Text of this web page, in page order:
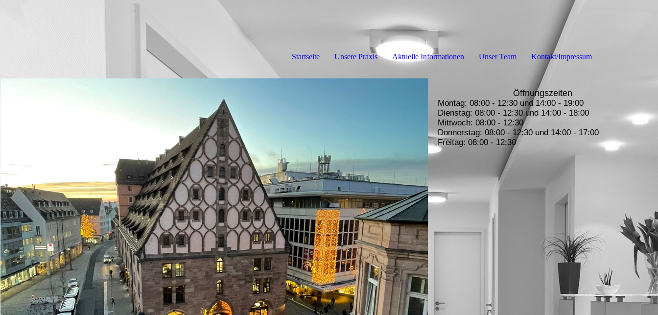
Startseite Unsere Praxis Aktuelle Informationen Unser Team Kontakt/Impressum
Öffnungszeiten
Montag: 08:00 - 12:30 und 14:00 - 19:00
Dienstag: 08:00 - 12:30 und 14:00 - 18:00
Mittwoch: 08:00 - 12:30
Donnerstag: 08:00 - 12:30 und 14:00 - 17:00
Freitag: 08:00 - 12:30